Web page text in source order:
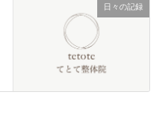
日々の記録